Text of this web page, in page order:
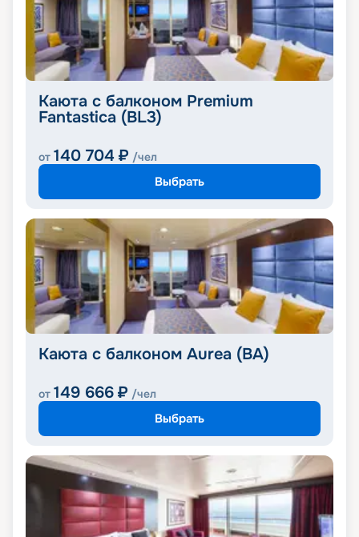
Каюта с балконом Premium
Fantastica (BL3)
от 140 704 ₽ /чел
Выбрать
Каюта с балконом Aurea (BA)
от 149 666 ₽ /чел
Выбрать